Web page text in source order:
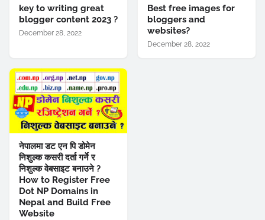
key to writing great
blogger content 2023 ?
December 28, 2022
Best free images for
bloggers and
websites?
December 28, 2022
नेपालमा डट एन पि डोमेन
निशुल्क कसरी दर्ता गर्ने र
निशुल्क वेबसाइट बनाउने ?
How to Register Free
Dot NP Domains in
Nepal and Build Free
Website